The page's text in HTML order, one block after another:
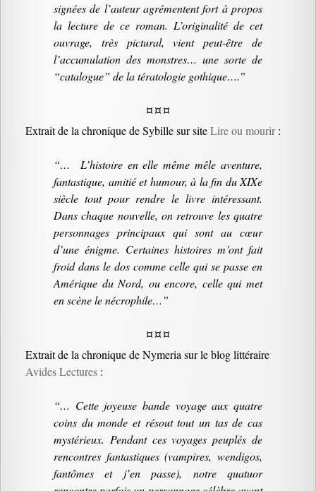
signées de l’auteur agrémentent fort à propos
la lecture de ce roman. L’originalité de cet
ouvrage, très pictural, vient peut-être de
l’accumulation des monstres… une sorte de
“catalogue” de la tératologie gothique….”
¤ ¤ ¤
Extrait de la chronique de Sybille sur siteLire ou mourir:
“… L’histoire en elle même mêle aventure,
fantastique, amitié et humour, à la fin du XIXe
siècle tout pour rendre le livre intéressant.
Dans chaque nouvelle, on retrouve les quatre
personnages principaux qui sont au cœur
d’une énigme. Certaines histoires m’ont fait
froid dans le dos comme celle qui se passe en
Amérique du Nord, ou encore, celle qui met
en scène le nécrophile…”
¤ ¤ ¤
Extrait de la chronique de Nymeria sur le blog littéraire
Avides Lectures :
“… Cette joyeuse bande voyage aux quatre
coins du monde et résout tout un tas de cas
mystérieux. Pendant ces voyages peuplés de
rencontres fantastiques (vampires, wendigos,
fantômes et j’en passe), notre quatuor